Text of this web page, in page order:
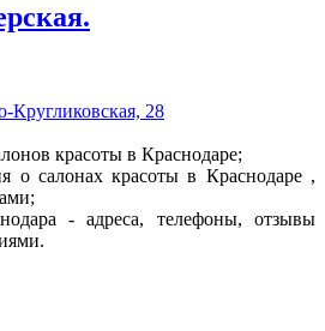
Кругликовская, 28
красоты в Краснодаре;
о салонах красоты в Краснодаре ,
- адреса, телефоны, отзывы